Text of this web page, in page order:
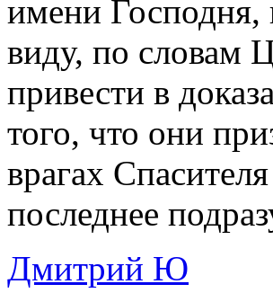
имени Господня,
виду, по словам
привести в
того, что они
врагах
последнее
Дмитрий Ю